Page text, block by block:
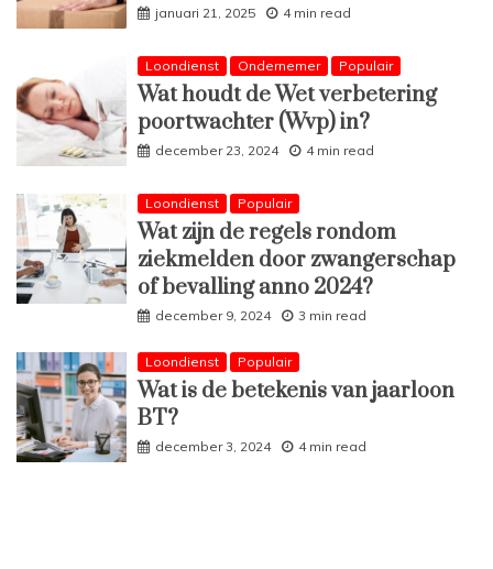
januari 21, 2025 4 min read
Loondienst Ondernemer Populair
Wat houdt de Wet verbetering
poortwachter (Wvp) in?
december 23, 2024 4 min read
Loondienst Populair
Wat zijn de regels rondom
ziekmelden door zwangerschap
of bevalling anno 2024?
december 9, 2024 3 min read
Loondienst Populair
Wat is de betekenis van jaarloon
BT?
december 3, 2024 4 min read